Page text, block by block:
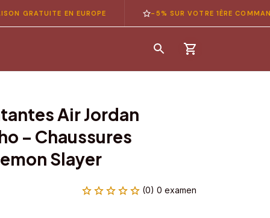
EN EUROPE -5% SUR VOTRE 1ÈRE COMMANDE —
Air Jordan
– Chaussures
Slayer
(0) 0 examen